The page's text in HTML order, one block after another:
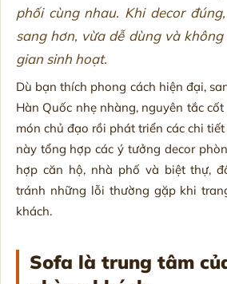
phối cùng nhau. Khi decor
sang hơn, vừa dễ dùng và
gian sinh hoạt.
Dù bạn thích phong cách hiện đại,
Hàn Quốc nhẹ nhàng, nguyên tắc
món chủ đạo rồi phát triển các chi
này tổng hợp các ý tưởng decor
hợp căn hộ, nhà phố và biệt thự,
tránh những lỗi thường gặp khi
khách.
Sofa là trung tâm